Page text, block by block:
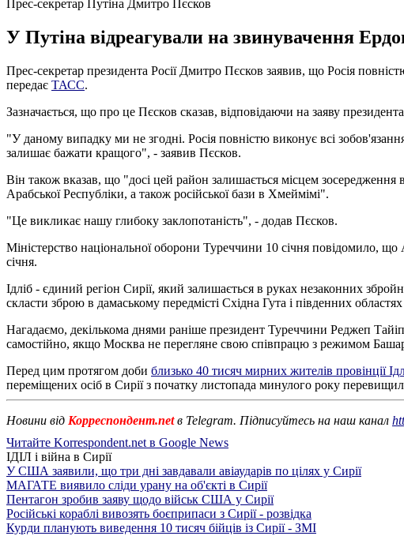
Прес-секретар Путіна Дмитро Пєсков
У Путіна відреагували на звинувачення
Прес-секретар президента Росії Дмитро Пєсков заявив, що Росія
передає ТАСС.
Зазначається, що про це Пєсков сказав, відповідаючи на заяву
"У даному випадку ми не згодні. Росія повністю виконує всі
залишає бажати кращого", - заявив Пєсков.
Він також вказав, що "досі цей район залишається місцем зосередження
Арабської Республіки, а також російської бази в Хмеймімі".
"Це викликає нашу глибоку заклопотаність", - додав Пєсков.
Міністерство національної оборони Туреччини 10 січня повідомило,
січня.
Ідліб - єдиний регіон Сирії, який залишається в руках незаконних
скласти зброю в дамаському передмісті Східна Гута і південних
Нагадаємо, декількома днями раніше президент Туреччини Реджеп Тайіп
самостійно, якщо Москва не перегляне свою співпрацю з режимом
Перед цим протягом доби близько 40 тисяч мирних жителів провінції
переміщених осіб в Сирії з початку листопада минулого року
Новини від Корреспондент.netв Telegram. Підписуйтесь на наш канал
Читайте Korrespondent.net в Google News
ІДІЛ і війна в Сирії
У США заявили, що три дні завдавали авіаударів по цілях у Сирії
МАГАТЕ виявило сліди урану на об'єкті в Сирії
Пентагон зробив заяву щодо військ США у Сирії
Російські кораблі вивозять боєприпаси з Сирії - розвідка
Курди планують виведення 10 тисяч бійців із Сирії - ЗМІ